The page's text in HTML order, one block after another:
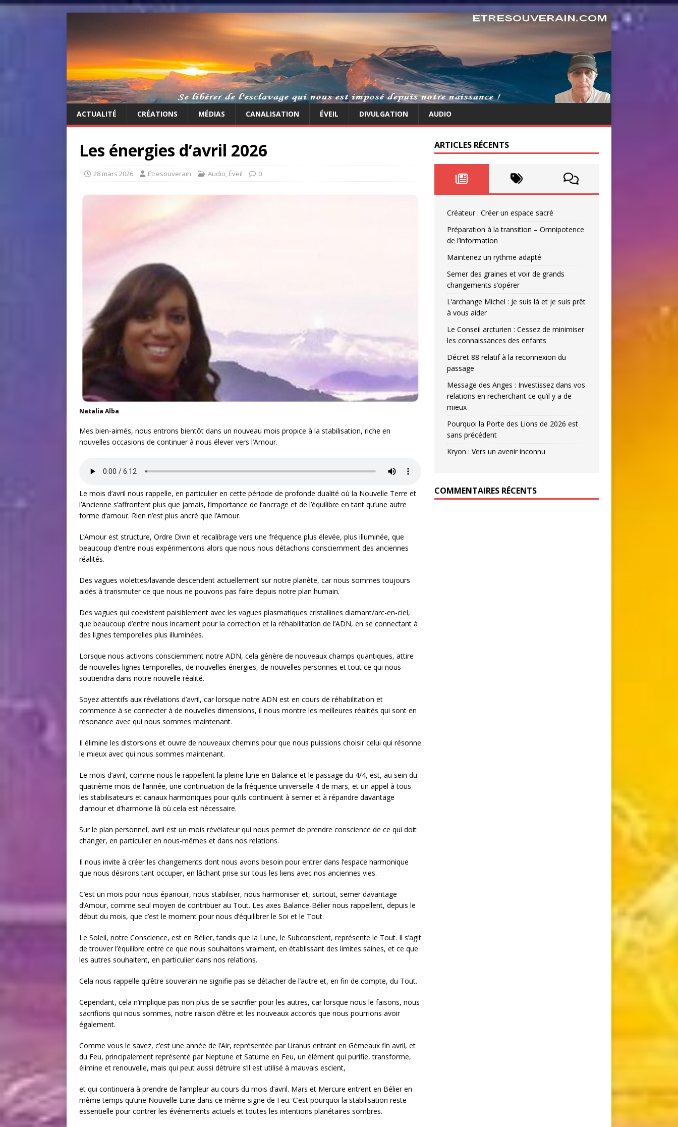
ACTUALITÉ CRÉATIONS MÉDIAS CANALISATION ÉVEIL DIVULGATION AUDIO
Les énergies d’avril 2026
28 mars 2026 Etresouverain Audio, Éveil 0
Natalia Alba
Mes bien-aimés, nous entrons bientôt dans un nouveau mois propice à la stabilisation, riche en
nouvelles occasions de continuer à nous élever vers l’Amour.
Le mois d’avril nous rappelle, en particulier en cette période de profonde dualité où la Nouvelle Terre et
l’Ancienne s’affrontent plus que jamais, l’importance de l’ancrage et de l’équilibre en tant qu’une autre
forme d’amour. Rien n’est plus ancré que l’Amour.
L’Amour est structure, Ordre Divin et recalibrage vers une fréquence plus élevée, plus illuminée, que
beaucoup d’entre nous expérimentons alors que nous nous détachons consciemment des anciennes
réalités.
Des vagues violettes/lavande descendent actuellement sur notre planète, car nous sommes toujours
aidés à transmuter ce que nous ne pouvons pas faire depuis notre plan humain.
Des vagues qui coexistent paisiblement avec les vagues plasmatiques cristallines diamant/arc-en-ciel,
que beaucoup d’entre nous incarnent pour la correction et la réhabilitation de l’ADN, en se connectant à
des lignes temporelles plus illuminées.
Lorsque nous activons consciemment notre ADN, cela génère de nouveaux champs quantiques, attire
de nouvelles lignes temporelles, de nouvelles énergies, de nouvelles personnes et tout ce qui nous
soutiendra dans notre nouvelle réalité.
Soyez attentifs aux révélations d’avril, car lorsque notre ADN est en cours de réhabilitation et
commence à se connecter à de nouvelles dimensions, il nous montre les meilleures réalités qui sont en
résonance avec qui nous sommes maintenant.
Il élimine les distorsions et ouvre de nouveaux chemins pour que nous puissions choisir celui qui résonne
le mieux avec qui nous sommes maintenant.
Le mois d’avril, comme nous le rappellent la pleine lune en Balance et le passage du 4/4, est, au sein du
quatrième mois de l’année, une continuation de la fréquence universelle 4 de mars, et un appel à tous
les stabilisateurs et canaux harmoniques pour qu’ils continuent à semer et à répandre davantage
d’amour et d’harmonie là où cela est nécessaire.
Sur le plan personnel, avril est un mois révélateur qui nous permet de prendre conscience de ce qui doit
changer, en particulier en nous-mêmes et dans nos relations.
Il nous invite à créer les changements dont nous avons besoin pour entrer dans l’espace harmonique
que nous désirons tant occuper, en lâchant prise sur tous les liens avec nos anciennes vies.
C’est un mois pour nous épanouir, nous stabiliser, nous harmoniser et, surtout, semer davantage
d’Amour, comme seul moyen de contribuer au Tout. Les axes Balance-Bélier nous rappellent, depuis le
début du mois, que c’est le moment pour nous d’équilibrer le Soi et le Tout.
Le Soleil, notre Conscience, est en Bélier, tandis que la Lune, le Subconscient, représente le Tout. Il s’agit
de trouver l’équilibre entre ce que nous souhaitons vraiment, en établissant des limites saines, et ce que
les autres souhaitent, en particulier dans nos relations.
Cela nous rappelle qu’être souverain ne signifie pas se détacher de l’autre et, en fin de compte, du Tout.
Cependant, cela n’implique pas non plus de se sacrifier pour les autres, car lorsque nous le faisons, nous
sacrifions qui nous sommes, notre raison d’être et les nouveaux accords que nous pourrions avoir
également.
Comme vous le savez, c’est une année de l’Air, représentée par Uranus entrant en Gémeaux fin avril, et
du Feu, principalement représenté par Neptune et Saturne en Feu, un élément qui purifie, transforme,
élimine et renouvelle, mais qui peut aussi détruire s’il est utilisé à mauvais escient,
et qui continuera à prendre de l’ampleur au cours du mois d’avril. Mars et Mercure entrent en Bélier en
même temps qu’une Nouvelle Lune dans ce même signe de Feu. C’est pourquoi la stabilisation reste
essentielle pour contrer les événements actuels et toutes les intentions planétaires sombres.
ARTICLES RÉCENTS
Créateur : Créer un espace sacré
Préparation à la transition – Omnipotence
de l’information
Maintenez un rythme adapté
Semer des graines et voir de grands
changements s’opérer
L’archange Michel : Je suis là et je suis prêt
à vous aider
Le Conseil arcturien : Cessez de minimiser
les connaissances des enfants
Décret 88 relatif à la reconnexion du
passage
Message des Anges : Investissez dans vos
relations en recherchant ce qu’il y a de
mieux
Pourquoi la Porte des Lions de 2026 est
sans précédent
Kryon : Vers un avenir inconnu
COMMENTAIRES RÉCENTS